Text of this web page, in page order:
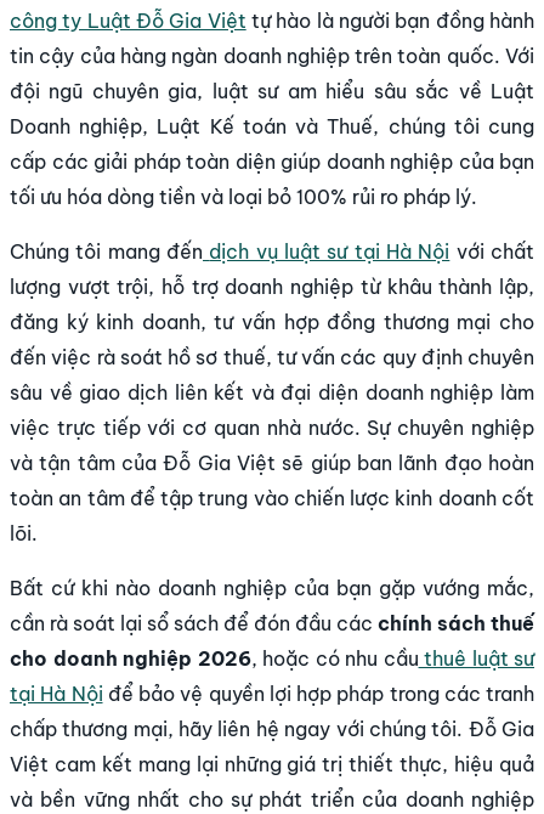
công ty Luật Đỗ Gia Việt tự hào là người bạn đồng hành
tin cậy của hàng ngàn doanh nghiệp trên toàn quốc. Với
đội ngũ chuyên gia, luật sư am hiểu sâu sắc về Luật
Doanh nghiệp, Luật Kế toán và Thuế, chúng tôi cung
cấp các giải pháp toàn diện giúp doanh nghiệp của bạn
tối ưu hóa dòng tiền và loại bỏ 100% rủi ro pháp lý.
Chúng tôi mang đến dịch vụ luật sư tại Hà Nội với chất
lượng vượt trội, hỗ trợ doanh nghiệp từ khâu thành lập,
đăng ký kinh doanh, tư vấn hợp đồng thương mại cho
đến việc rà soát hồ sơ thuế, tư vấn các quy định chuyên
sâu về giao dịch liên kết và đại diện doanh nghiệp làm
việc trực tiếp với cơ quan nhà nước. Sự chuyên nghiệp
và tận tâm của Đỗ Gia Việt sẽ giúp ban lãnh đạo hoàn
toàn an tâm để tập trung vào chiến lược kinh doanh cốt
lõi.
Bất cứ khi nào doanh nghiệp của bạn gặp vướng mắc,
cần rà soát lại sổ sách để đón đầu các chính sách thuế
cho doanh nghiệp 2026, hoặc có nhu cầu thuê luật sư
tại Hà Nội để bảo vệ quyền lợi hợp pháp trong các tranh
chấp thương mại, hãy liên hệ ngay với chúng tôi. Đỗ Gia
Việt cam kết mang lại những giá trị thiết thực, hiệu quả
và bền vững nhất cho sự phát triển của doanh nghiệp